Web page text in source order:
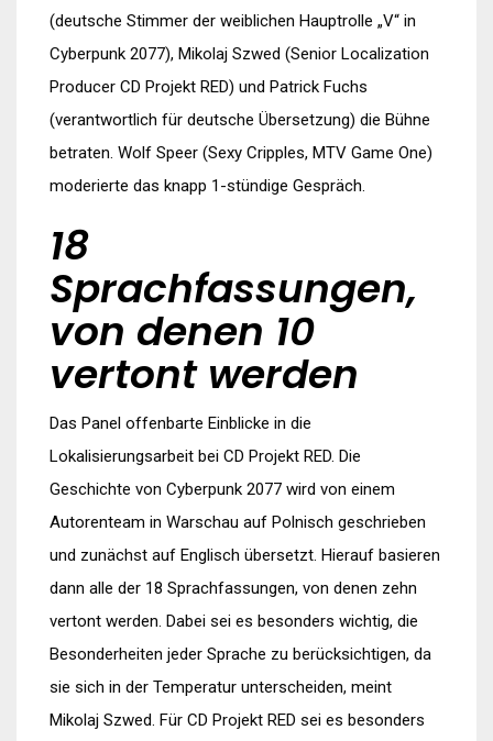
(deutsche Stimmer der weiblichen Hauptrolle „V“ in
Cyberpunk 2077), Mikolaj Szwed (Senior Localization
Producer CD Projekt RED) und Patrick Fuchs
(verantwortlich für deutsche Übersetzung) die Bühne
betraten. Wolf Speer (Sexy Cripples, MTV Game One)
moderierte das knapp 1-stündige Gespräch.
18
Sprachfassungen,
von denen 10
vertont werden
Das Panel offenbarte Einblicke in die
Lokalisierungsarbeit bei CD Projekt RED. Die
Geschichte von Cyberpunk 2077 wird von einem
Autorenteam in Warschau auf Polnisch geschrieben
und zunächst auf Englisch übersetzt. Hierauf basieren
dann alle der 18 Sprachfassungen, von denen zehn
vertont werden. Dabei sei es besonders wichtig, die
Besonderheiten jeder Sprache zu berücksichtigen, da
sie sich in der Temperatur unterscheiden, meint
Mikolaj Szwed. Für CD Projekt RED sei es besonders